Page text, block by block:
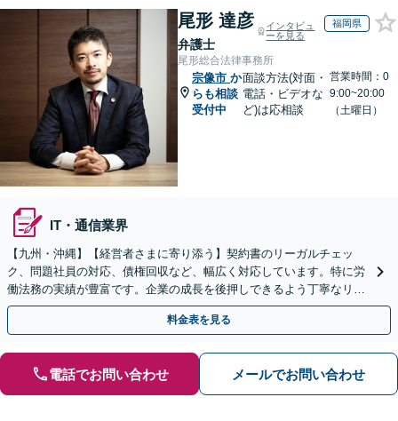
尾形 達彦
弁護士
インタビュ
ーを見る
福岡県
尾形総合法律事務所
宗像市 か
らも相談
受付中
面談方法(対面・
電話・ビデオな
ど)は応相談
営業時間：0
9:00~20:00
（土曜日）
IT・通信業界
【九州・沖縄】【経営者さまに寄り添う】契約書のリーガルチェッ
ク、問題社員の対応、債権回収など、幅広く対応しています。特に労
働法務の実績が豊富です。企業の成長を後押しできるよう丁寧なリー
ガルサービスを提供いたします。
料金表を見る
電話でお問い合わせ メールでお問い合わせ